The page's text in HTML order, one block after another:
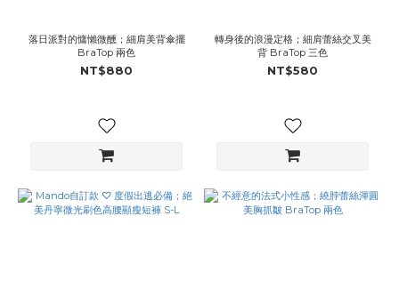
落日派對的慵懶微醺；細肩美背傘擺
BraTop 兩色
NT$880
轉身後的浪漫定格；細肩蕾絲交叉美
背 BraTop 三色
NT$580